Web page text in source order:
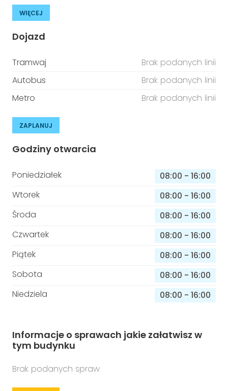
WIĘCEJ
Dojazd
Tramwaj
Brak podanych linii
Autobus
Brak podanych linii
Metro
Brak podanych linii
ZAPLANUJ
Godziny otwarcia
Poniedziałek 08:00 - 16:00
Wtorek
08:00 - 16:00
Środa
08:00 - 16:00
Czwartek
08:00 - 16:00
Piątek
08:00 - 16:00
Sobota
08:00 - 16:00
Niedziela
08:00 - 16:00
Informacje o sprawach jakie załatwisz w
tym budynku
Brak podanych spraw